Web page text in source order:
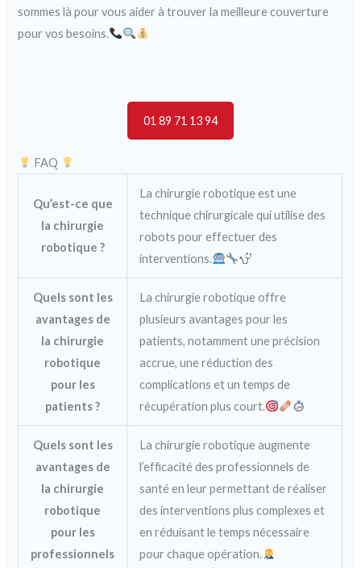
sommes là pour vous aider à trouver la meilleure couverture
pour vos besoins.
01 89 71 13 94
FAQ
Qu’est-ce que
la chirurgie
robotique ?
La chirurgie robotique est une
technique chirurgicale qui utilise des
robots pour effectuer des
interventions.
Quels sont les
avantages de
la chirurgie
robotique
pour les
patients ?
La chirurgie robotique offre
plusieurs avantages pour les
patients, notamment une précision
accrue, une réduction des
complications et un temps de
récupération plus court.
Quels sont les
avantages de
la chirurgie
robotique
pour les
professionnels
La chirurgie robotique augmente
l’efficacité des professionnels de
santé en leur permettant de réaliser
des interventions plus complexes et
en réduisant le temps nécessaire
pour chaque opération.